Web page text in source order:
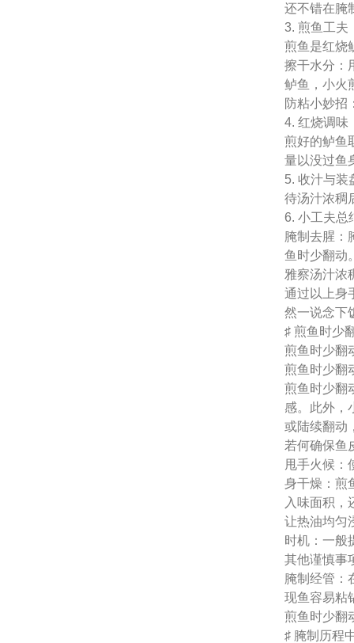
还不错在腌
3. 煎鱼工夫
煎鱼是红烧
擦干水分：
鲈鱼，小火
防粘小妙招
4. 红烧调味
煎好的鲈鱼
量以没过鱼
5. 收汁与装
待汤汁浓稠
6. 小工夫总
腌制去腥：
鱼时少翻动
雅察汤汁浓
通过以上身
然一说念下
♯ 煎鱼时少
煎鱼时少翻
煎鱼时少翻
煎鱼时少翻
感。此外，
或陆续翻动
若何确保鱼
甩手火候：
身干燥：煎
入味面积，
让热油均匀
时机：一般
其他谨慎事
腌制经管：
现鱼容易粘
煎鱼时少翻
♯ 腌制历程